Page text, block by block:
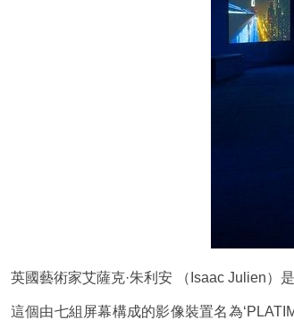
英國藝術家艾薩克·朱利安 （Isaac Julien）
這個由七組屏幕構成的影像裝置名為